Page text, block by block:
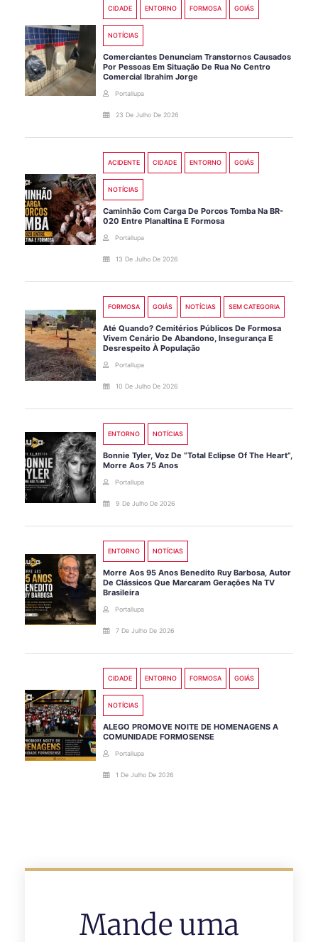
CIDADE ENTORNO FORMOSA GOIÁS
NOTÍCIAS
Comerciantes Denunciam Transtornos Causados
Por Pessoas Em Situação De Rua No Centro
Comercial Ibrahim Jorge
Portallupa
23 De Julho De 2026
ACIDENTE CIDADE ENTORNO GOIÁS
NOTÍCIAS
Caminhão Com Carga De Porcos Tomba Na BR-
020 Entre Planaltina E Formosa
Portallupa
13 De Julho De 2026
FORMOSA GOIÁS NOTÍCIAS SEM CATEGORIA
Até Quando? Cemitérios Públicos De Formosa
Vivem Cenário De Abandono, Insegurança E
Desrespeito À População
Portallupa
10 De Julho De 2026
ENTORNO NOTÍCIAS
Bonnie Tyler, Voz De “Total Eclipse Of The Heart”,
Morre Aos 75 Anos
Portallupa
9 De Julho De 2026
ENTORNO NOTÍCIAS
Morre Aos 95 Anos Benedito Ruy Barbosa, Autor
De Clássicos Que Marcaram Gerações Na TV
Brasileira
Portallupa
7 De Julho De 2026
CIDADE ENTORNO FORMOSA GOIÁS
NOTÍCIAS
ALEGO PROMOVE NOITE DE HOMENAGENS A
COMUNIDADE FORMOSENSE
Portallupa
1 De Julho De 2026
Mande uma